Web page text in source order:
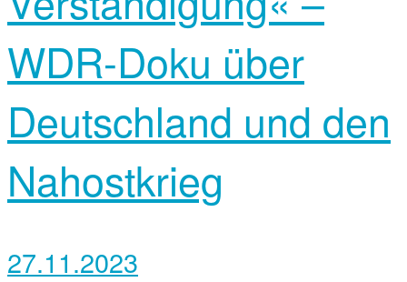
WDR-Doku über
Deutschland und den
Nahostkrieg
27.11.2023